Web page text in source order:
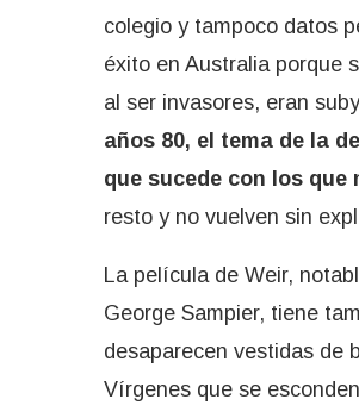
colegio y tampoco datos
éxito en Australia porque
al ser invasores, eran
años 80, el tema de la
que sucede con los que
resto y no vuelven sin
La película de Weir,
George Sampier, tiene
desaparecen vestidas de
Vírgenes que se